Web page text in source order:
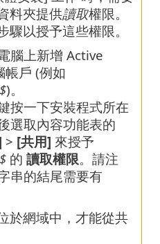
料夾提供讀取權限。
以授予這些權限。
腦上新增 Active
戶 (例如
)。
按一下安裝程式所在
選取內容功能表的
> [共用] 來授予
的 讀取權限。請注
串的結尾需要有
於網域中，才能從共